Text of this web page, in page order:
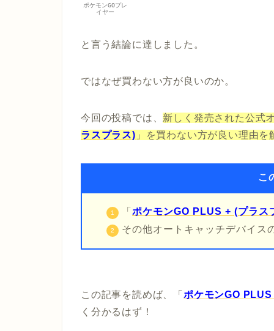
ポケモンGOプレ
イヤー
と言う結論に達しました。
ではなぜ買わない方が良いのか。
今回の投稿では、 新しく発売された公式
ラスプラス) 」を買わない方が良い理由を
こ
「 ポケモンGO PLUS + (プラス
その他オートキャッチデバイス
この記事を読めば、「 ポケモンGO
く分かるはず！